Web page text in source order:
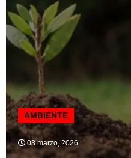
AMBIENTE
03 marzo, 2026